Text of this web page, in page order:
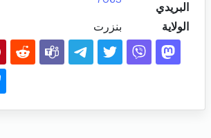
البريدي
الولاية بنزرت